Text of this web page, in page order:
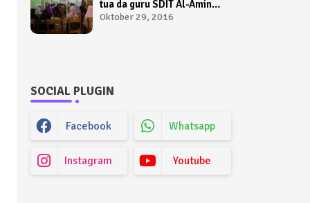
tua da guru SDIT Al-Amin
Kapuas
Oktober 29, 2016
SOCIAL PLUGIN
Facebook Whatsapp
Instagram Youtube